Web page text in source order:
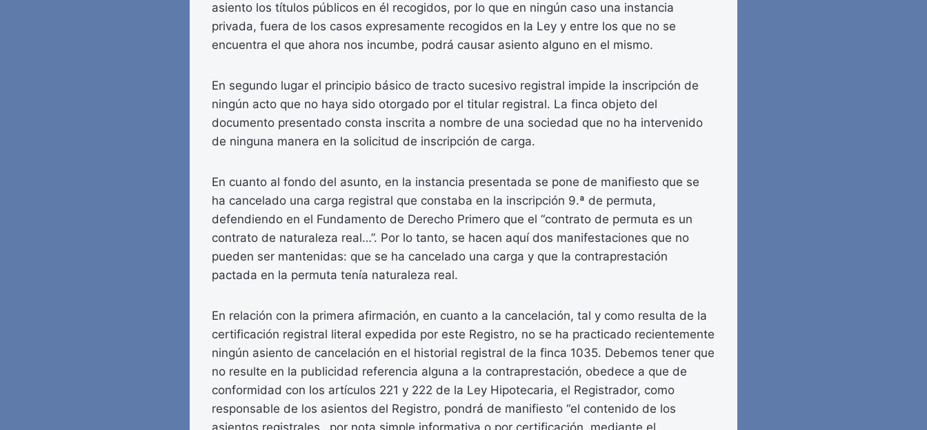
asiento los títulos públicos en él recogidos, por lo que en ningún caso una instancia
privada, fuera de los casos expresamente recogidos en la Ley y entre los que no se
encuentra el que ahora nos incumbe, podrá causar asiento alguno en el mismo.
En segundo lugar el principio básico de tracto sucesivo registral impide la inscripción de
ningún acto que no haya sido otorgado por el titular registral. La finca objeto del
documento presentado consta inscrita a nombre de una sociedad que no ha intervenido
de ninguna manera en la solicitud de inscripción de carga.
En cuanto al fondo del asunto, en la instancia presentada se pone de manifiesto que se
ha cancelado una carga registral que constaba en la inscripción 9.ª de permuta,
defendiendo en el Fundamento de Derecho Primero que el “contrato de permuta es un
contrato de naturaleza real…”. Por lo tanto, se hacen aquí dos manifestaciones que no
pueden ser mantenidas: que se ha cancelado una carga y que la contraprestación
pactada en la permuta tenía naturaleza real.
En relación con la primera afirmación, en cuanto a la cancelación, tal y como resulta de la
certificación registral literal expedida por este Registro, no se ha practicado recientemente
ningún asiento de cancelación en el historial registral de la finca 1035. Debemos tener que
no resulte en la publicidad referencia alguna a la contraprestación, obedece a que de
conformidad con los artículos 221 y 222 de la Ley Hipotecaria, el Registrador, como
responsable de los asientos del Registro, pondrá de manifiesto “el contenido de los